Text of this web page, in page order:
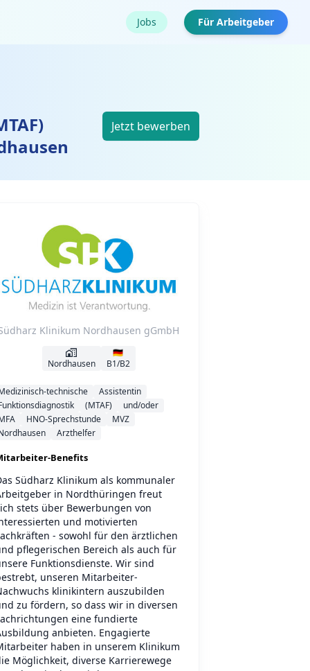
Jobs Für Arbeitgeber
Jetzt bewerben
Klinikum Nordhausen gGmbH
Nordhausen
🇩🇪
B1/B2
technische
Assistentin
(MTAF)
und/oder
HNO-Sprechstunde
MVZ
Arzthelfer
Benefits
Südharz Klinikum als kommunaler
in Nordthüringen freut
stets über Bewerbungen von
und motivierten
- sowohl für den ärztlichen
pflegerischen Bereich als auch für
Funktionsdienste. Wir sind
unseren Mitarbeiter-
klinikintern auszubilden
zu fördern, so dass wir in diversen
eine fundierte
anbieten. Engagierte
haben in unserem Klinikum
Möglichkeit, diverse Karrierewege